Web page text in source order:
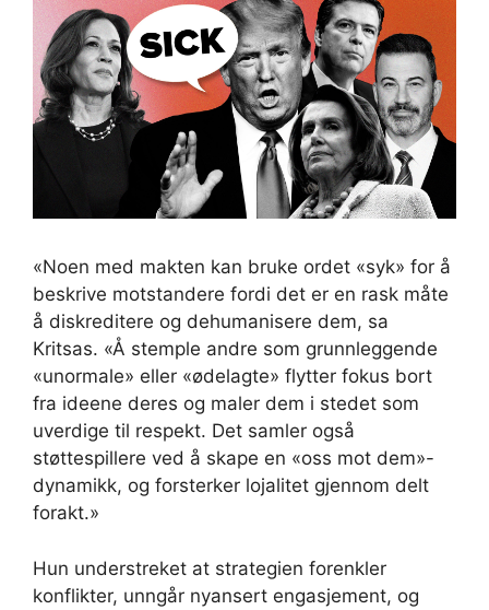
«Noen med makten kan bruke ordet «syk» for å
beskrive motstandere fordi det er en rask måte
å diskreditere og dehumanisere dem, sa
Kritsas. «Å stemple andre som grunnleggende
«unormale» eller «ødelagte» flytter fokus bort
fra ideene deres og maler dem i stedet som
uverdige til respekt. Det samler også
støttespillere ved å skape en «oss mot dem»-
dynamikk, og forsterker lojalitet gjennom delt
forakt.»
Hun understreket at strategien forenkler
konflikter, unngår nyansert engasjement, og